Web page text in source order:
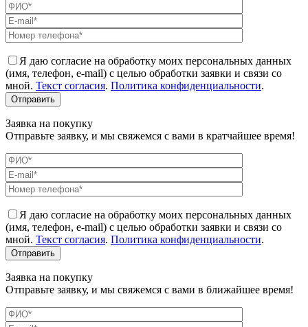
Я даю согласие на обработку моих персональных данных
(имя, телефон, e-mail) с целью обработки заявки и связи со
мной. Текст согласия. Политика конфиденциальности.
Заявка на покупку
Отправьте заявку, и мы свяжемся с вами в кратчайшее время!
Я даю согласие на обработку моих персональных данных
(имя, телефон, e-mail) с целью обработки заявки и связи со
мной. Текст согласия. Политика конфиденциальности.
Заявка на покупку
Отправьте заявку, и мы свяжемся с вами в ближайшее время!